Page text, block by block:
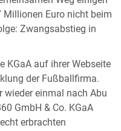
Euro nicht beim
Zwangsabstieg in
KGaA auf ihrer Webseite
der Fußballfirma.
wieder einmal nach Abu
GmbH & Co. KGaA
erbrachten